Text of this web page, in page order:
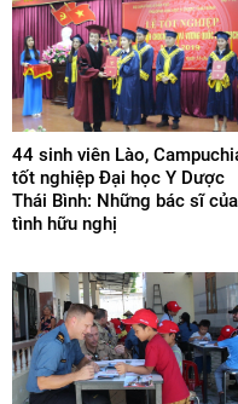
44 sinh viên Lào,
tốt nghiệp Đại học Y Dược
Thái Bình: Những bác sĩ của
tình hữu nghị